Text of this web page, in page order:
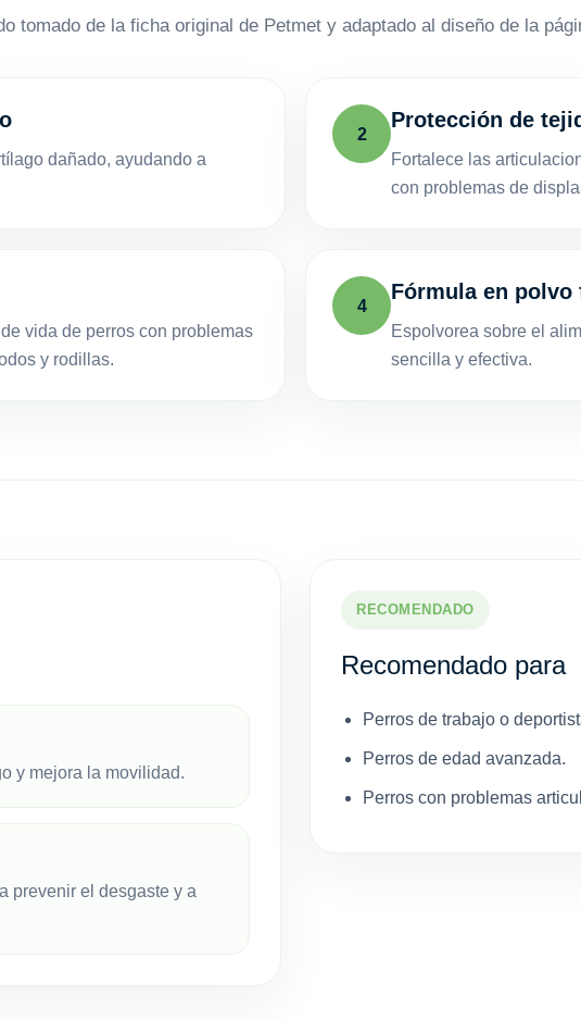
tomado de la ficha original de Petmet y adaptado al diseño de la
dañado, ayudando a
2
Protección de
Fortalece las
con problemas de
vida de perros con problemas
y rodillas.
4
Fórmula en
Espolvorea sobre el
sencilla y efectiva.
y mejora la movilidad.
prevenir el desgaste y a
RECOMENDADO
Recomendado para
Perros de trabajo o
Perros de edad avanzada.
Perros con problemas